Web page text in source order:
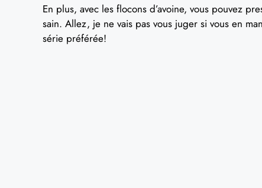
En plus, avec les flocons d’avoine, vous pouvez
sain. Allez, je ne vais pas vous juger si vous en
série préférée!